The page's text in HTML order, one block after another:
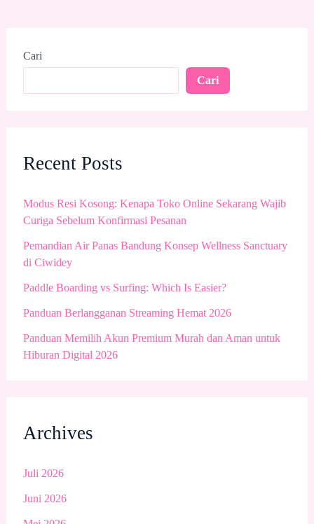
Cari
Cari
Recent Posts
Modus Resi Kosong: Kenapa Toko Online Sekarang Wajib
Curiga Sebelum Konfirmasi Pesanan
Pemandian Air Panas Bandung Konsep Wellness Sanctuary
di Ciwidey
Paddle Boarding vs Surfing: Which Is Easier?
Panduan Berlangganan Streaming Hemat 2026
Panduan Memilih Akun Premium Murah dan Aman untuk
Hiburan Digital 2026
Archives
Juli 2026
Juni 2026